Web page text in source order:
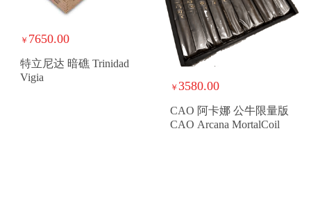
￥ 7650.00
特立尼达 暗礁 Trinidad
Vigia
￥ 3580.00
CAO 阿卡娜 公牛限量版
CAO Arcana MortalCoil